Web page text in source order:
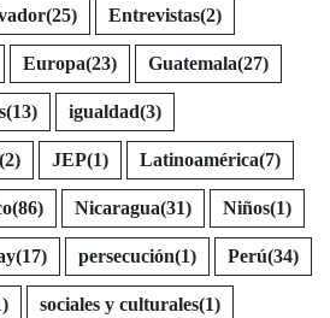
(25) Entrevistas(2)
Europa(23) Guatemala(27)
(13) igualdad(3)
(2) JEP(1) Latinoamérica(7)
(86) Nicaragua(31) Niños(1)
(17) persecución(1) Perú(34)
sociales y culturales(1)